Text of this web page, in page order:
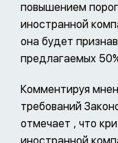
повышением
иностранной
она будет
предлагаемых
Комментируя
требований
отмечает , что